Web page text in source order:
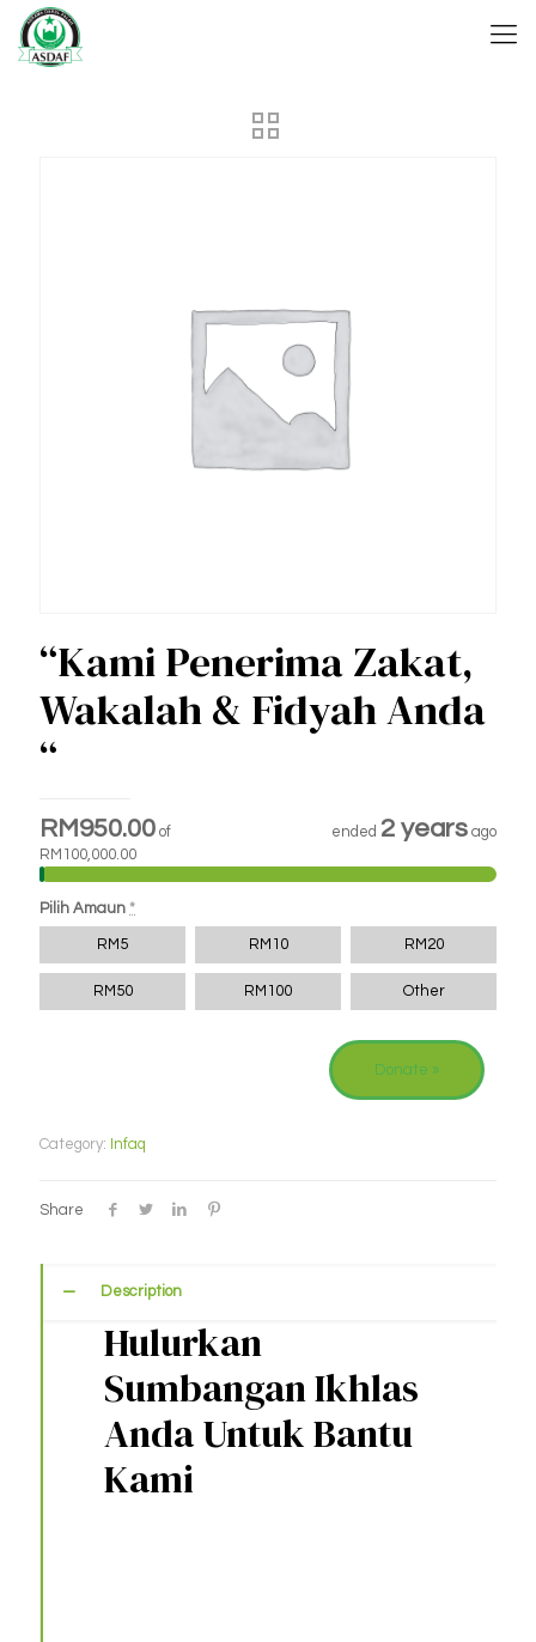
“Kami Penerima Zakat,
Wakalah & Fidyah Anda
“
RM950.00 of
RM100,000.00
ended 2 years ago
Pilih Amaun *
RM 5 RM 10 RM 20
RM 50 RM 100 Other
Donate »
Category: Infaq
Share
Description
Hulurkan
Sumbangan Ikhlas
Anda Untuk Bantu
Kami